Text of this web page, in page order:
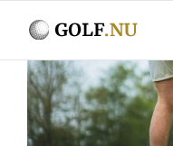
Visa
större
bild